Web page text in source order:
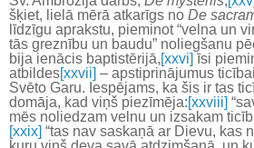
šķiet, lielā mērā atkarīgs no De
līdzīgu aprakstu, pieminot “velna un
tās greznību un baudu” noliegšanu
bija ienācis baptistērijā,[xxvi] īsi
atbildes[xxvii] – apstiprinājumus
Svēto Garu. Iespējams, ka šis ir tas
domāja, kad viņš piezīmēja:[xxviii]
mēs noliedzam velnu un izsakam
[xxix] “tas nav saskaņā ar Dievu, kas